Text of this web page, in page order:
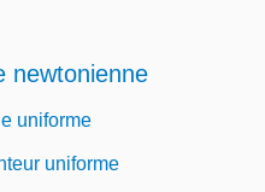
newtonienne
uniforme
uniforme